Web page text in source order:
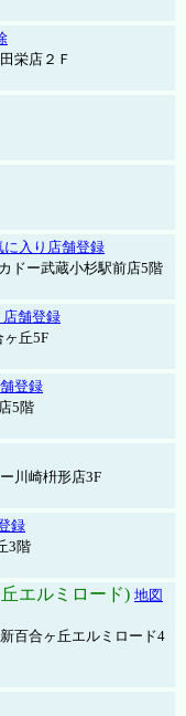
栄店２Ｆ
に入り店舗登録
ドー武蔵小杉駅前店5階
店舗登録
ヶ丘5F
登録
5階
川崎枡形店3F
録
3階
エルミロード) 地図
百合ヶ丘エルミロード4